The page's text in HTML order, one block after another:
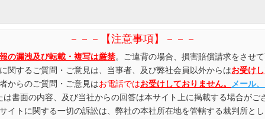
－－－【注意事項】－－－
の漏洩及び転載・複写は厳禁。ご違背の場合、損害賠償請求をさせて
関するご質問・ご意見は、当事者、及び弊社会員以外からはお受け
からのご質問・ご意見はお電話ではお受けしておりません。 メール
書面の内容、及び当社からの回答は本サイト上に掲載する場合がご
イトに関する一切の訴訟は、弊社の本社所在地を管轄する裁判所とし